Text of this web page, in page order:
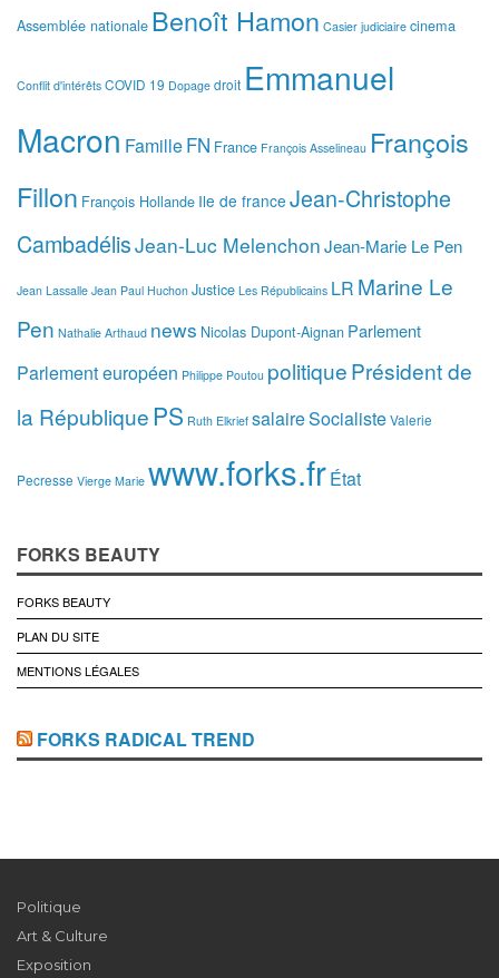
Assemblée nationale Benoît Hamon Casier judiciaire cinema
Conflit d'intérêts COVID 19 Dopage droit Emmanuel
Macron FamilleFN France François Asselineau François
Fillon François Hollande Ile de france Jean-Christophe
CambadélisJean-Luc MelenchonJean-Marie Le Pen
Jean Lassalle Jean Paul Huchon Justice Les Républicains LR Marine Le
Pen Nathalie Arthaud news Nicolas Dupont-Aignan Parlement
Parlement européen Philippe Poutou politiquePrésident de
la République PS Ruth Elkrief salaireSocialisteValerie
Pecresse Vierge Marie www.forks.frÉtat
FORKS BEAUTY
FORKS BEAUTY
PLAN DU SITE
MENTIONS LÉGALES
FORKS RADICAL TREND
Politique
Art & Culture
Exposition